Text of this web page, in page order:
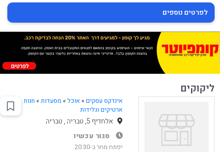
לפרטים נוספים
ליקוקים
אינדקס עסקים » אוכל» מסעדות» חנות
ארטיקים וגלידות
אלחדיף 5, טבריה , טבריה
סגור עכשיו
יפתח מחר ב-20:30